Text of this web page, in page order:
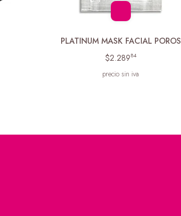
PLATINUM MASK FACIAL POROS
$2.28984
precio sin iva